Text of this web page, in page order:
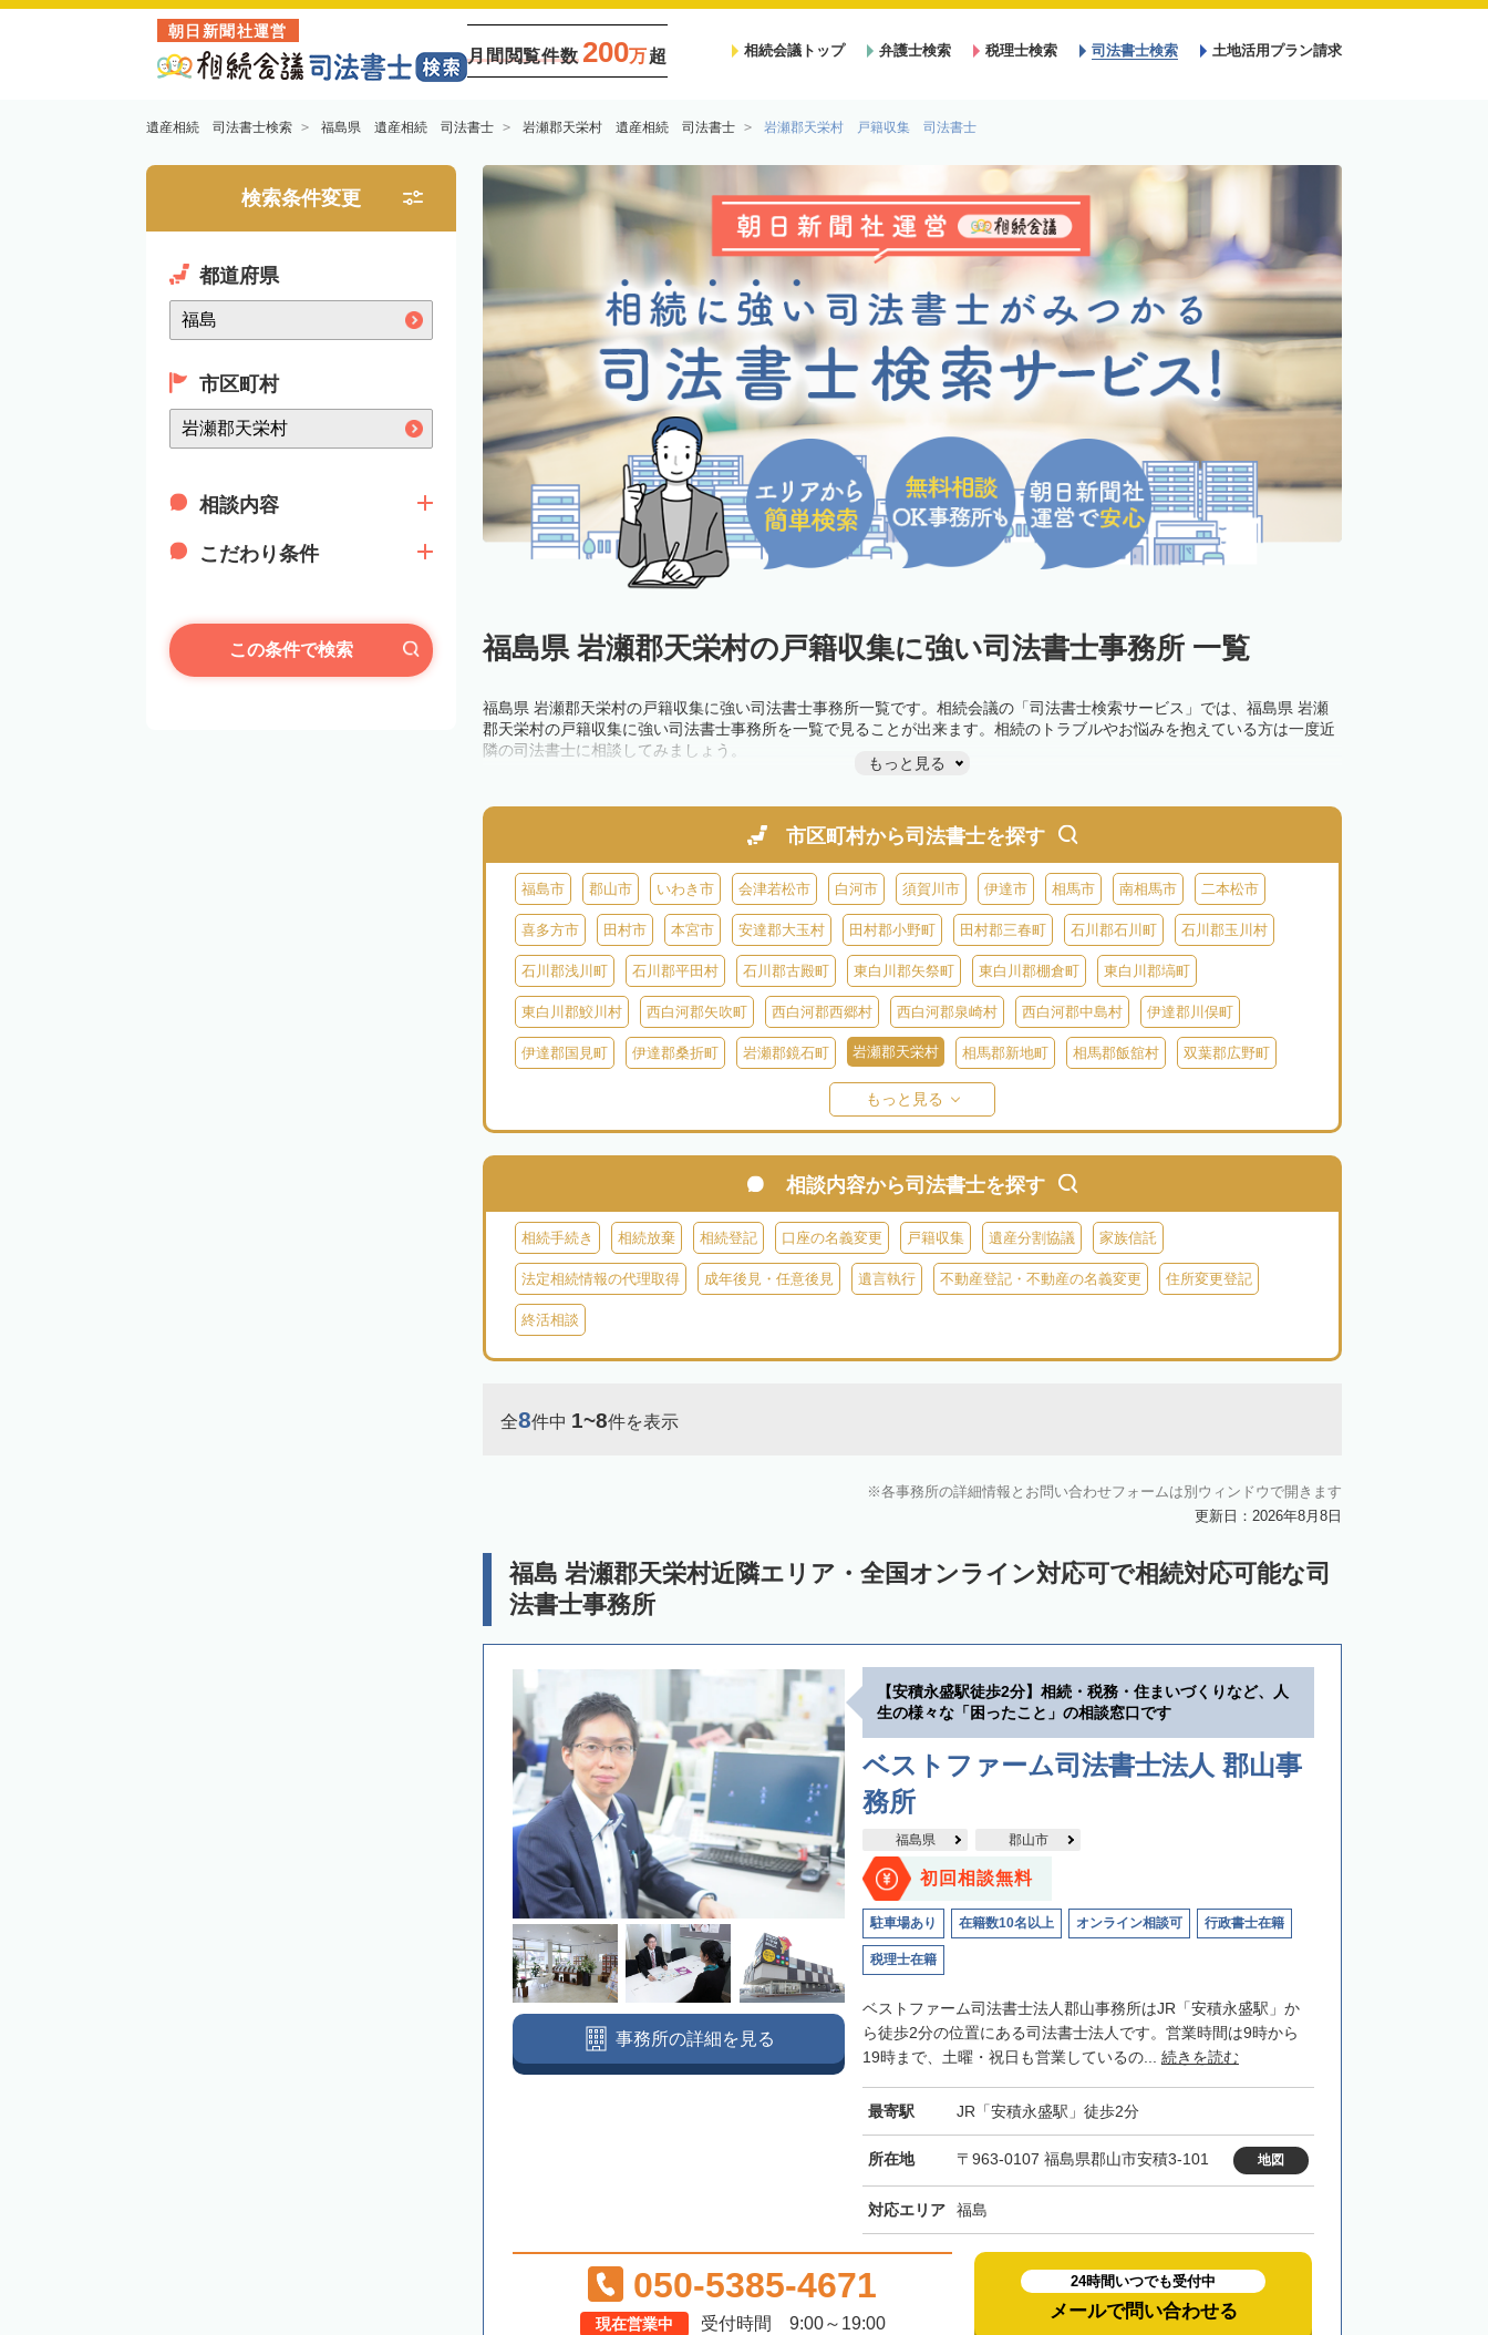
朝日新聞社運営
月間閲覧件数 200万超 相続会議トップ 弁護士検索 税理士検索 司法書士検索 土地活用プラン請求
遺産相続 司法書士検索 福島県 遺産相続 司法書士 岩瀬郡天栄村 遺産相続 司法書士 岩瀬郡天栄村 戸籍収集 司法書士
検索条件変更
都道府県
市区町村
相談内容
こだわり条件
この条件で検索 福島県 岩瀬郡天栄村の戸籍収集に強い司法書士事務所 一覧
福島県 岩瀬郡天栄村の戸籍収集に強い司法書士事務所一覧です。相続会議の「司法書士検索サービス」では、福島県 岩瀬
郡天栄村の戸籍収集に強い司法書士事務所を一覧で見ることが出来ます。相続のトラブルやお悩みを抱えている方は一度近
隣の司法書士に相談してみましょう。
もっと見る
市区町村から司法書士を探す
福島市 郡山市 いわき市 会津若松市 白河市 須賀川市 伊達市 相馬市 南相馬市 二本松市
喜多方市 田村市 本宮市 安達郡大玉村 田村郡小野町 田村郡三春町 石川郡石川町 石川郡玉川村
石川郡浅川町 石川郡平田村 石川郡古殿町 東白川郡矢祭町 東白川郡棚倉町 東白川郡塙町
東白川郡鮫川村 西白河郡矢吹町 西白河郡西郷村 西白河郡泉崎村 西白河郡中島村 伊達郡川俣町
伊達郡国見町 伊達郡桑折町 岩瀬郡鏡石町 岩瀬郡天栄村 相馬郡新地町 相馬郡飯舘村 双葉郡広野町
双葉郡浪江町
耶麻郡猪苗代町 耶麻郡磐梯町 耶麻郡西会津町 耶麻郡北塩原村 河沼郡会津坂下町 河沼郡柳津町
大沼郡金山町 大沼郡三島町 大沼郡昭和村
南会津郡下郷町 南会津郡只見町 南会津郡檜枝岐村
もっと見る
相談内容から司法書士を探す
相続手続き 相続放棄 相続登記 口座の名義変更 戸籍収集 遺産分割協議 家族信託
法定相続情報の代理取得 成年後見・任意後見 遺言執行 不動産登記・不動産の名義変更 住所変更登記
終活相談
全8件中 1~8件を表示
各事務所の詳細情報とお問い合わせフォームは別ウィンドウで開きます
更新日：2026年8月8日
福島 岩瀬郡天栄村近隣エリア・全国オンライン対応可で相続対応可能な司
法書士事務所
【安積永盛駅徒歩2分】相続・税務・住まいづくりなど、人
生の様々な「困ったこと」の相談窓口です
ベストファーム司法書士法人 郡山事
務所
福島県 郡山市
初回相談無料
駐車場あり 在籍数10名以上 オンライン相談可 行政書士在籍
税理士在籍
ベストファーム司法書士法人郡山事務所はJR「安積永盛駅」か
ら徒歩2分の位置にある司法書士法人です。営業時間は9時から
19時まで、土曜・祝日も営業しているの... 続きを読む
最寄駅 JR「安積永盛駅」徒歩2分
所在地 〒963-0107 福島県郡山市安積3-101 地図
対応エリア 福島
事務所の詳細を見る
050-5385-4671
現在営業中 受付時間 9:00～19:00
24時間いつでも受付中
メールで問い合わせる